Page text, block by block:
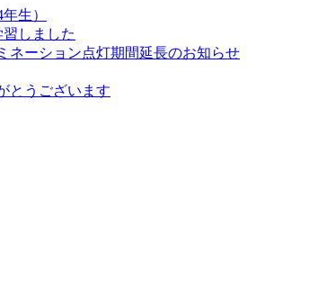
生）
しました
ネーション点灯期間延長のお知らせ
とうございます